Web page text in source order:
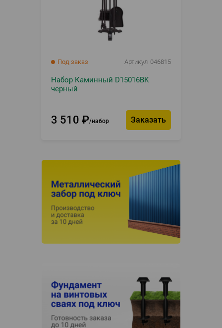
Под заказ Артикул 046815
Набор Каминный D15016BK
черный
3 510 ₽ набор Заказать